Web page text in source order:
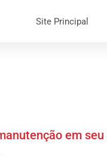
Site Principal
em